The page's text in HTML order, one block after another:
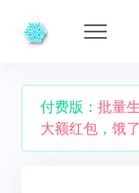
付费版： 批量
大额红包 ， 饿